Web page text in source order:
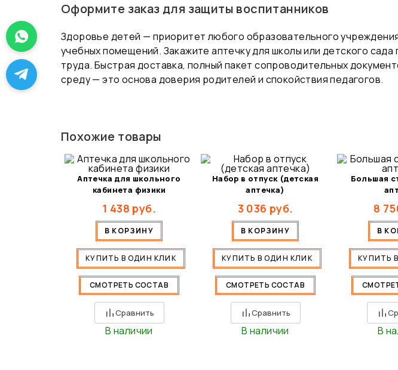
Оформите заказ для защиты воспитанников
Здоровье детей — приоритет любого образовательного
учебных помещений. Закажите аптечку для школы или детского
труда. Быстрая доставка, полный пакет сопроводительных
среду — это основа доверия родителей и спокойствия педагогов.
Похожие товары
Аптечка для школьного
кабинета физики
1 438 руб.
В КОРЗИНУ
КУПИТЬ В ОДИН КЛИК
СМОТРЕТЬ СОСТАВ
Сравнить
В наличии
Набор в отпуск (детская
аптечка)
3 036 руб.
В КОРЗИНУ
КУПИТЬ В ОДИН КЛИК
СМОТРЕТЬ СОСТАВ
Сравнить
В наличии
Большая
8
В
КУПИТЬ
В